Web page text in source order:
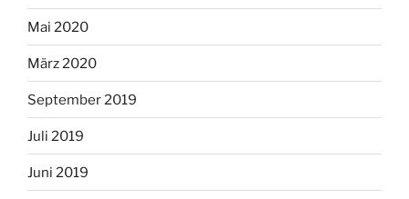
Mai 2020
März 2020
September 2019
Juli 2019
Juni 2019